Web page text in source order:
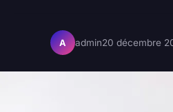
A admin20 décembre